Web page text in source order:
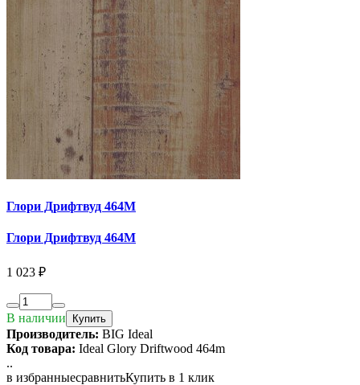
Глори Дрифтвуд 464М
Глори Дрифтвуд 464М
1 023 ₽
В наличии Купить
Производитель: BIG Ideal
Код товара: Ideal Glory Driftwood 464m
..
в избранныесравнитьКупить в 1 клик